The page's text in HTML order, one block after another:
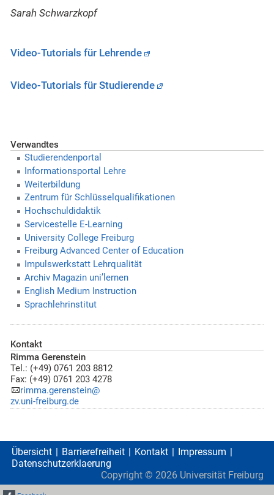
Sarah Schwarzkopf
Video-Tutorials für Lehrende
Video-Tutorials für Studierende
Verwandtes
Studierendenportal
Informationsportal Lehre
Weiterbildung
Zentrum für Schlüsselqualifikationen
Hochschuldidaktik
Servicestelle E-Learning
University College Freiburg
Freiburg Advanced Center of Education
Impulswerkstatt Lehrqualität
Archiv Magazin uni’lernen
English Medium Instruction
Sprachlehrinstitut
Kontakt
Rimma Gerenstein
Tel.: (+49) 0761 203 8812
Fax: (+49) 0761 203 4278
rimma.gerenstein@
zv.uni-freiburg.de
Übersicht Barrierefreiheit Kontakt
Impressum
Datenschutzerklaerung
Copyright © 2026 Universität Freiburg